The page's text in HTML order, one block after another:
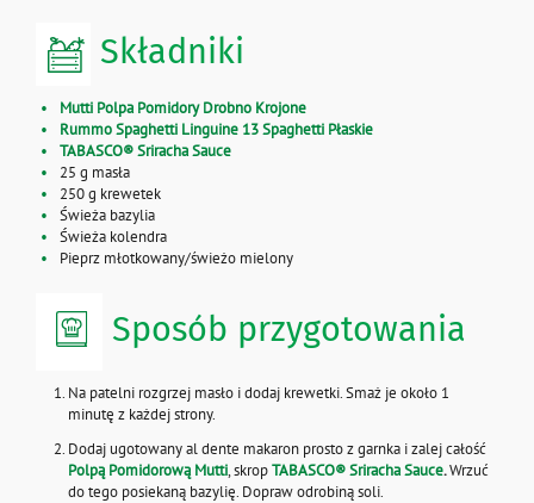
Składniki
Mutti Polpa Pomidory Drobno Krojone
Rummo Spaghetti Linguine 13 Spaghetti Płaskie
TABASCO® Sriracha Sauce
25 g masła
250 g krewetek
Świeża bazylia
Świeża kolendra
Pieprz młotkowany/świeżo mielony
Sposób przygotowania
Na patelni rozgrzej masło i dodaj krewetki. Smaż je około 1
minutę z każdej strony.
Dodaj ugotowany al dente makaron prosto z garnka i zalej całość
Polpą Pomidorową Mutti, skropTABASCO® Sriracha Sauce.Wrzuć
do tego posiekaną bazylię. Dopraw odrobiną soli.